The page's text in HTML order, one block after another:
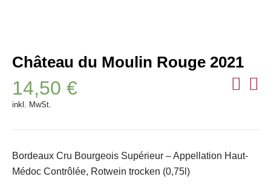
Château du Moulin Rouge 2021
14,50 €
inkl. MwSt.
Bordeaux Cru Bourgeois Supérieur – Appellation Haut-
Médoc Contrôlée, Rotwein trocken (0,75l)